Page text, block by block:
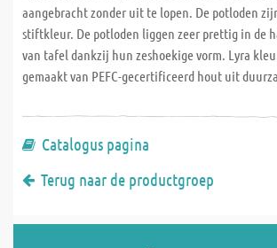
aangebracht zonder uit te lopen. De potloden
stiftkleur. De potloden liggen zeer prettig in de
van tafel dankzij hun zeshoekige vorm. Lyra
gemaakt van PEFC-gecertificeerd hout uit
Catalogus pagina
Terug naar de productgroep